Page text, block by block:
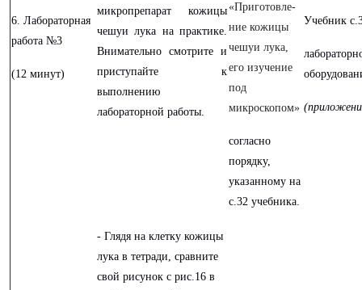
6. Лабораторная
работа №3
(12 минут)
микропрепарат кожицы
чешуи лука на практике.
Внимательно смотрите и
приступайте к
выполнению
лабораторной работы.
«Приготовле-
ние кожицы
чешуи лука,
его изучение
под
микроскопом»
согласно
порядку,
указанному на
с.32 учебника.
Учебник
- Глядя на клетку кожицы
лука в тетради, сравните
свой рисунок с рис.16 в